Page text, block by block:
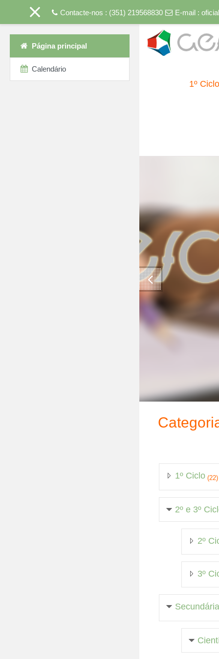
Ir para o conteúdo
Contacte-nos : (351) 219568830 E-mail :
1º Ciclo
1º Ciclo (22)
2º e 3º
2º
3º
Secundária
Página principal
Calendário